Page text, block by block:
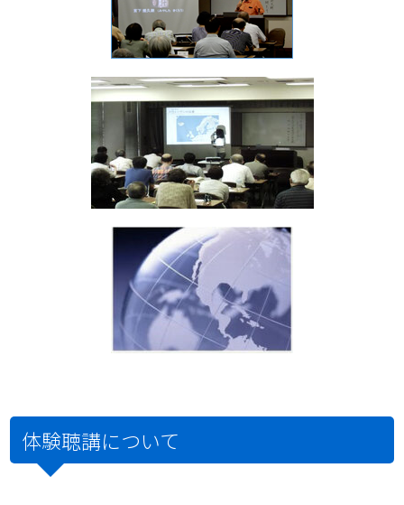
体験聴講について